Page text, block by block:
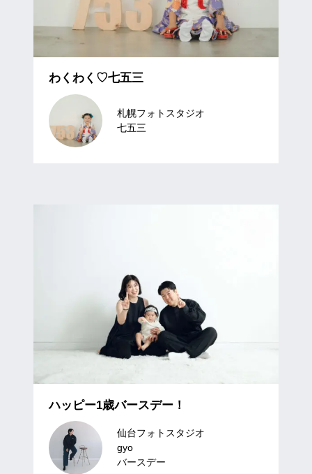
わくわく♡七五三
札幌フォトスタジオ
七五三
ハッピー1歳バースデー！
仙台フォトスタジオ
gyo
バースデー